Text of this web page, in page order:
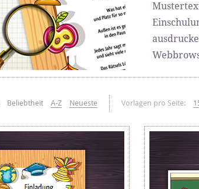
Beliebtheit A-Z Neueste Vorlagen pro Seite: